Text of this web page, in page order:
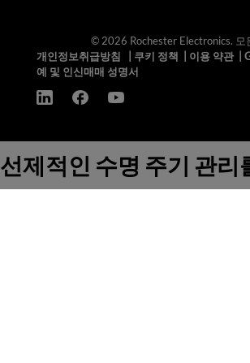
© 2026 Rochester Electronics. 모
개인정보취급방침
쿠키 정책 이용 약관|
예 및 인신매매 성명서
선제적인 수명 주기 관리